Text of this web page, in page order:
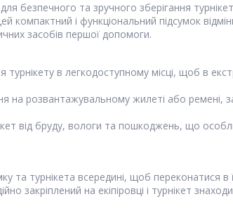
безпечного та зручного зберігання
компактний і функціональний підсумок
засобів першої допомоги.
турнікету в легкодоступному місці, щоб в
на розвантажувальному жилеті або ремені,
від бруду, вологи та пошкоджень, що
та турнікета всередині, щоб переконатися
закріплений на екіпіровці і турнікет